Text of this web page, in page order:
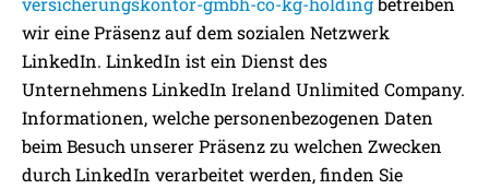
wir eine Präsenz auf dem sozialen Netzwerk
LinkedIn. LinkedIn ist ein Dienst des
Unternehmens LinkedIn Ireland Unlimited Company.
Informationen, welche personenbezogenen Daten
beim Besuch unserer Präsenz zu welchen Zwecken
durch LinkedIn verarbeitet werden, finden Sie